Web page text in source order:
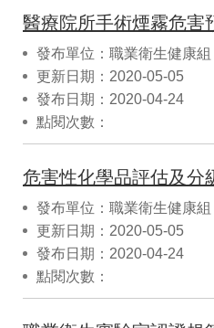
發布單位：職業衛生健康組
更新日期：2020-05-05
發布日期：2020-04-24
點閱次數：
危害性化學品評估及分
發布單位：職業衛生健康組
更新日期：2020-05-05
發布日期：2020-04-24
點閱次數：